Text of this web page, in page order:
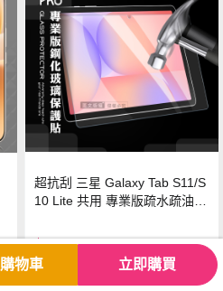
超抗刮 三星 Galaxy Tab S11/S
10 Lite 共用 專業版疏水疏油9
$299
物車 立即購買